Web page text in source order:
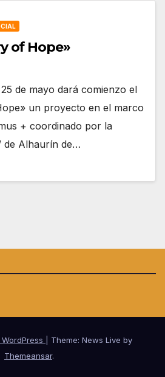
of Hope»
de mayo dará comienzo el
un proyecto en el marco
+ coordinado por la
de Alhaurín de…
Theme: News Live by
Themeansar.